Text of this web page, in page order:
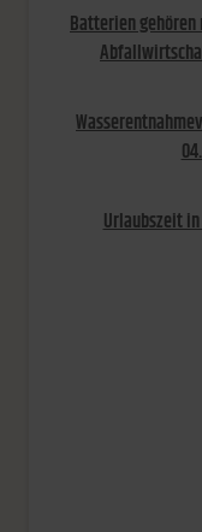
Batterien
Urlaubszeit